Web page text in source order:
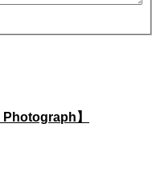
Photograph】